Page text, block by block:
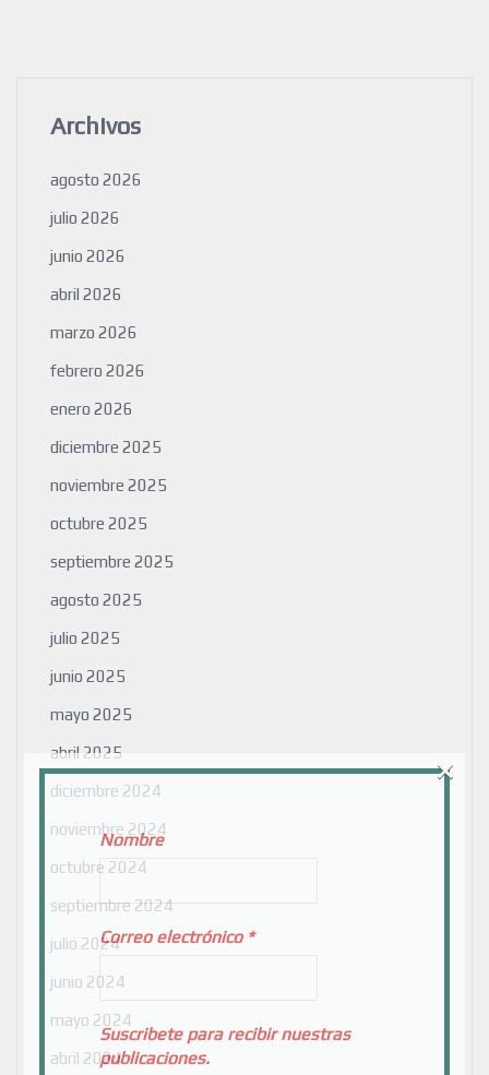
Archivos
agosto 2026
julio 2026
junio 2026
abril 2026
marzo 2026
febrero 2026
enero 2026
diciembre 2025
noviembre 2025
octubre 2025
septiembre 2025
agosto 2025
julio 2025
junio 2025
mayo 2025
abril 2025
diciembre 2024
noviembre 2024
octubre 2024
septiembre 2024
julio 2024
junio 2024
mayo 2024
abril 2024
Nombre
Correo electrónico *
Suscribete para recibir nuestras
publicaciones.
×